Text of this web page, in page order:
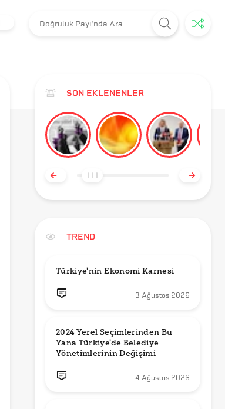
SON EKLENENLER
TREND
Türkiye'nin Ekonomi Karnesi
3 Ağustos 2026
2024 Yerel Seçimlerinden Bu
Yana Türkiye'de Belediye
Yönetimlerinin Değişimi
4 Ağustos 2026